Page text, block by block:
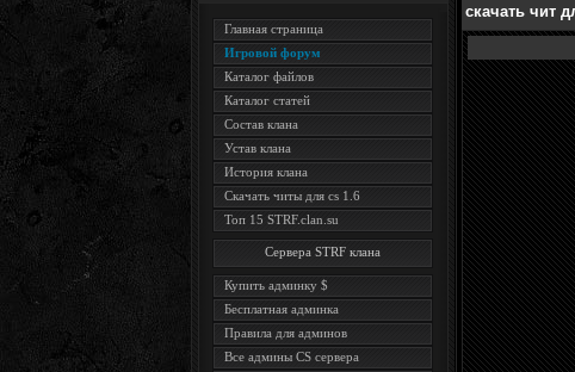
Главная страница
Игровой форум
Каталог файлов
Каталог статей
Состав клана
Устав клана
История клана
Скачать читы для cs 1.6
Топ 15 STRF.clan.su
Сервера STRF клана
Купить админку $
Бесплатная админка
Правила для админов
Все админы CS сервера
скачать чит